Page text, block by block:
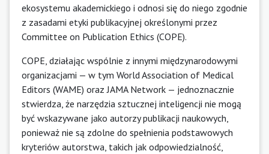
ekosystemu akademickiego i odnosi się do niego zgodnie
z zasadami etyki publikacyjnej określonymi przez
Committee on Publication Ethics (COPE).
COPE, działając wspólnie z innymi międzynarodowymi
organizacjami — w tym World Association of Medical
Editors (WAME) oraz JAMA Network — jednoznacznie
stwierdza, że narzędzia sztucznej inteligencji nie mogą
być wskazywane jako autorzy publikacji naukowych,
ponieważ nie są zdolne do spełnienia podstawowych
kryteriów autorstwa, takich jak odpowiedzialność,